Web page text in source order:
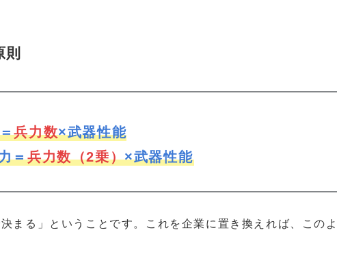
兵力数×武器性能
＝兵力数（2乗）×武器性能
まる」ということです。これを企業に置き換えれば、この